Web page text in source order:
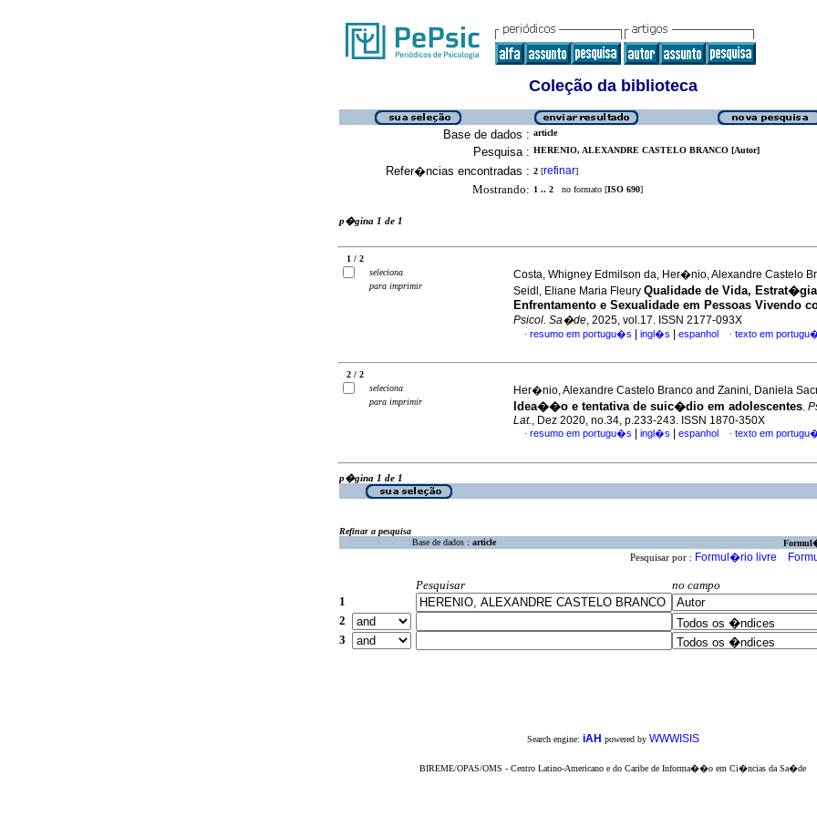
Coleção da biblioteca
Base de dados : article
Pesquisa : HERENIO, ALEXANDRE CASTELO BRANCO [Autor]
Refer�ncias encontradas : 2 [refinar]
Mostrando: 1 .. 2 no formato [ISO 690]
p�gina 1 de 1
1 / 2
seleciona
para imprimir
Costa, Whigney Edmilson da, Her�nio, Alexandre Castelo
Seidl, Eliane Maria Fleury Qualidade de Vida,
Enfrentamento e Sexualidade em Pessoas Vivendo
Psicol. Sa�de, 2025, vol.17. ISSN 2177-093X
· resumo em portugu�s ingl�s espanhol · texto em
2 / 2
seleciona
para imprimir
Her�nio, Alexandre Castelo Branco and Zanini, Daniela
Idea��o e tentativa de suic�dio em adolescentes.
Lat., Dez 2020, no.34, p.233-243. ISSN 1870-350X
· resumo em portugu�s ingl�s espanhol · texto em
p�gina 1 de 1
Refinar a pesquisa
Base de dados : article
Pesquisar por : Formul�rio livre
Pesquisar
no campo
1
2
3
Search engine: iAH powered by WWWISIS
BIREME/OPAS/OMS - Centro Latino-Americano e do Caribe de Informa��o em Ci�ncias da Sa�de